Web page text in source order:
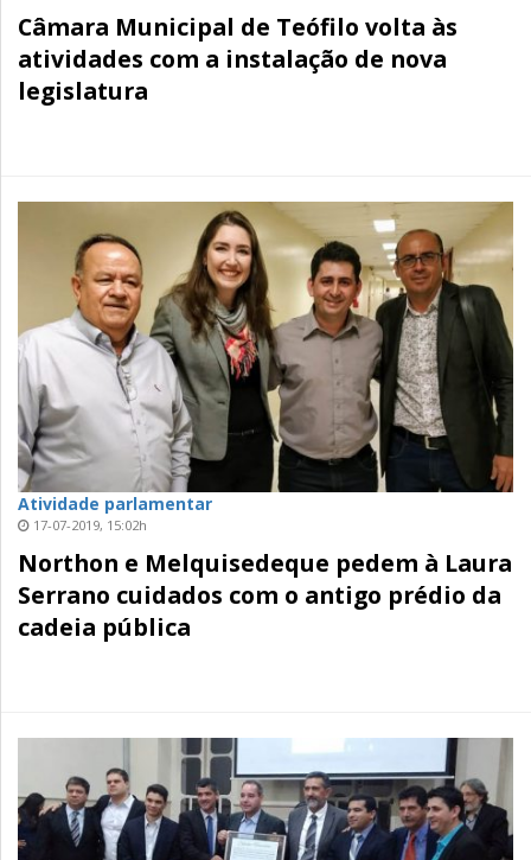
Câmara Municipal de Teófilo volta às
atividades com a instalação de nova
legislatura
Atividade parlamentar
17-07-2019, 15:02h
Northon e Melquisedeque pedem à Laura
Serrano cuidados com o antigo prédio da
cadeia pública